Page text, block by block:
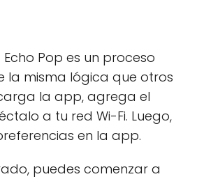
Pop es un proceso
la misma lógica que otros
la app, agrega el
a tu red Wi-Fi. Luego,
en la app.
puedes comenzar a